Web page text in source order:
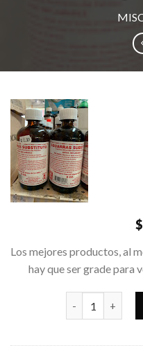
$
Los mejores productos, al
hay que ser grade para